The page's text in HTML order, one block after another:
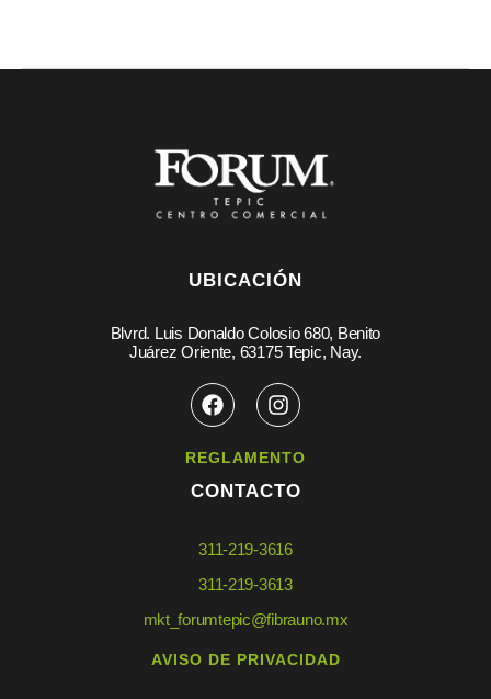
UBICACIÓN
Blvrd. Luis Donaldo Colosio 680, Benito
Juárez Oriente, 63175 Tepic, Nay.
REGLAMENTO
CONTACTO
311-219-3616
311-219-3613
mkt_forumtepic@fibrauno.mx
AVISO DE PRIVACIDAD